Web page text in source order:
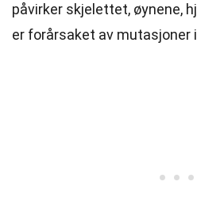
påvirker skjelettet, øynene,
er forårsaket av mutasjoner